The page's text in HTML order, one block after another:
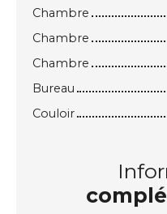
Chambre
Chambre
Chambre
Bureau
Couloir